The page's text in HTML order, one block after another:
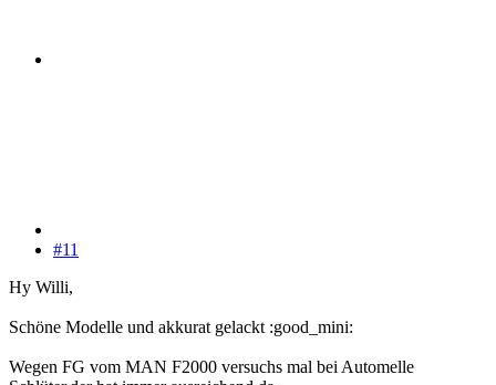
#11
Hy Willi,
Schöne Modelle und akkurat gelackt :good_mini:
Wegen FG vom MAN F2000 versuchs mal bei Automelle